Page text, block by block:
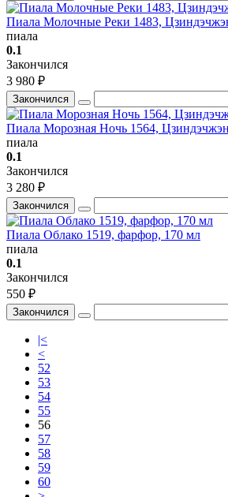
Пиала Молочные Реки 1483,
пиала
0.1
Закончился
3 980 ₽
Закончился
Пиала Морозная Ночь 1564,
пиала
0.1
Закончился
3 280 ₽
Закончился
Пиала Облако 1519, фарфор, 170 мл
пиала
0.1
Закончился
550 ₽
Закончился
|<
<
52
53
54
55
56
57
58
59
60